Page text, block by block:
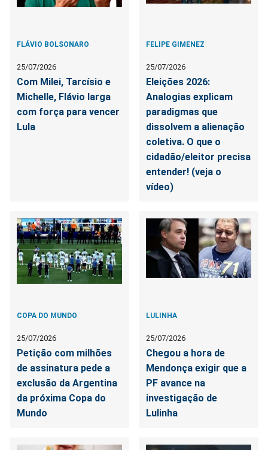
FLÁVIO BOLSONARO
25/07/2026
Com Milei, Tarcísio e
Michelle, Flávio larga
com força para vencer
Lula
FELIPE GIMENEZ
25/07/2026
Eleições 2026:
Analogias explicam
paradigmas que
dissolvem a alienação
coletiva. O que o
cidadão/eleitor precisa
entender! (veja o
vídeo)
COPA DO MUNDO
25/07/2026
Petição com milhões
de assinatura pede a
exclusão da Argentina
da próxima Copa do
Mundo
LULINHA
25/07/2026
Chegou a hora de
Mendonça exigir que a
PF avance na
investigação de
Lulinha